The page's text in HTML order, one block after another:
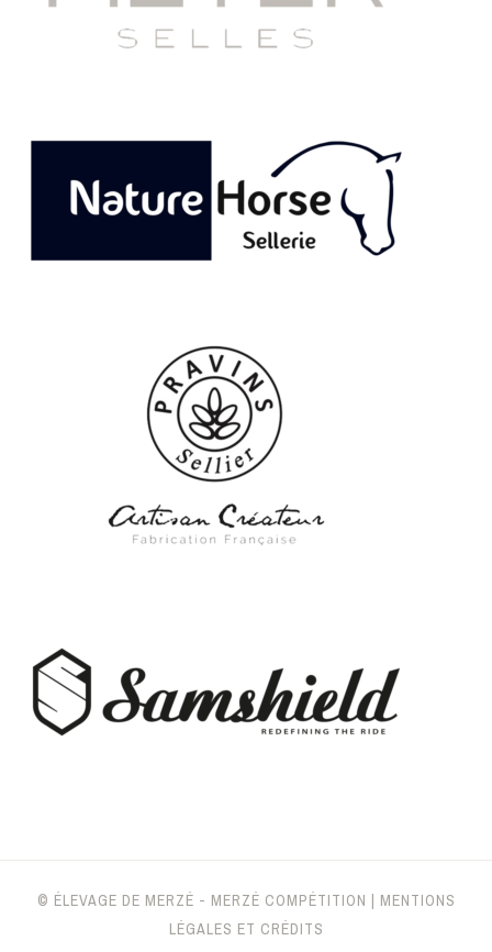
© ÉLEVAGE DE MERZÉ - MERZÉ COMPÉTITION | MENTIONS
LÉGALES ET CRÉDITS